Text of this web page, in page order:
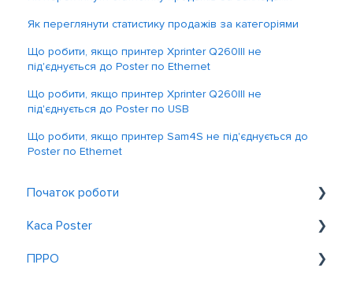
Як переглянути статистику продажів за категоріями
Що робити, якщо принтер Xprinter Q260lll не
під'єднується до Poster по Ethernet
Що робити, якщо принтер Xprinter Q260lll не
під'єднується до Poster по USB
Що робити, якщо принтер Sam4S не під'єднується до
Poster по Ethernet
Початок роботи
Знайомство з Poster
Реєстрація та вхід
Каса Poster
Загальне
ПРРО